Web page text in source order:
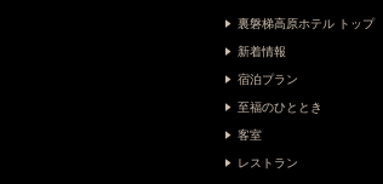
裏磐梯高原ホテル トップ
新着情報
宿泊プラン
至福のひととき
客室
レストラン